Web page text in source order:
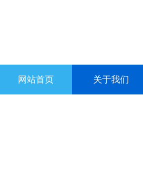
网站首页 关于我们